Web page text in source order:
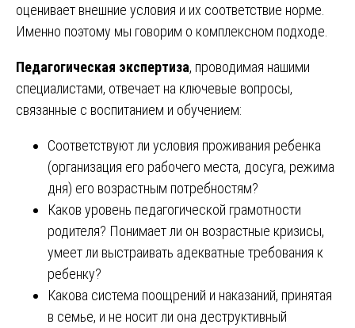
оценивает внешние условия и их соответствие норме.
Именно поэтому мы говорим о комплексном подходе.
Педагогическая экспертиза, проводимая нашими
специалистами, отвечает на ключевые вопросы,
связанные с воспитанием и обучением:
Соответствуют ли условия проживания ребенка
(организация его рабочего места, досуга, режима
дня) его возрастным потребностям?
Каков уровень педагогической грамотности
родителя? Понимает ли он возрастные кризисы,
умеет ли выстраивать адекватные требования к
ребенку?
Какова система поощрений и наказаний, принятая
в семье, и не носит ли она деструктивный